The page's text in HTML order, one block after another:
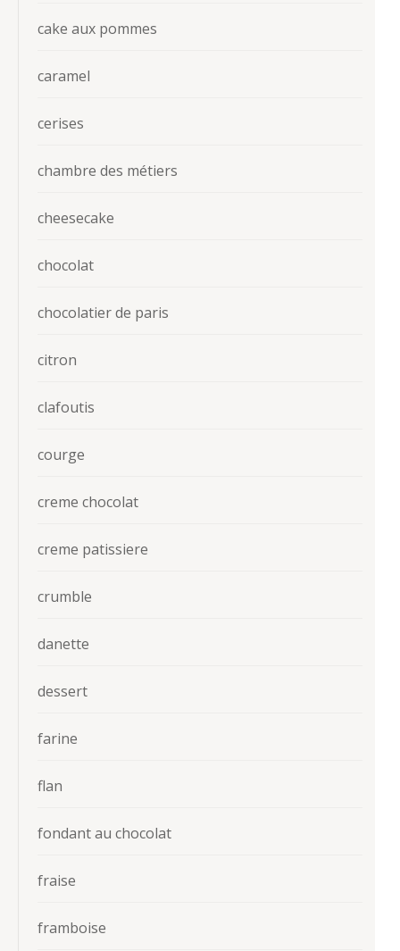
cake aux pommes
caramel
cerises
chambre des métiers
cheesecake
chocolat
chocolatier de paris
citron
clafoutis
courge
creme chocolat
creme patissiere
crumble
danette
dessert
farine
flan
fondant au chocolat
fraise
framboise